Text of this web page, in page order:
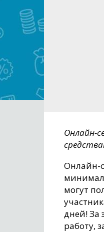
Онлайн-
Онлайн-
могут
дней! За
работу,